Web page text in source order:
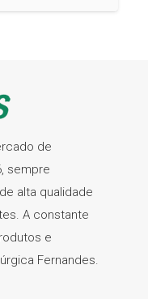
de
sempre
alta qualidade
A constante
e
Fernandes.